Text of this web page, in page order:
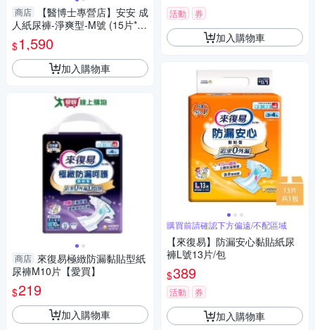
商店
【醫博士專營店】安安 成
人紙尿褲-淨爽型-M號 (15片*6
包)
$1,590
加入購物車
商店 來復易極緻防漏黏貼型紙
尿褲M10片【愛買】
$219
加入購物車
活動
券
加入購物車
購買前請確認下方偏遠/不配區域
【來復易】防漏安心黏貼紙尿
褲L號13片/包
$389
活動 券
加入購物車